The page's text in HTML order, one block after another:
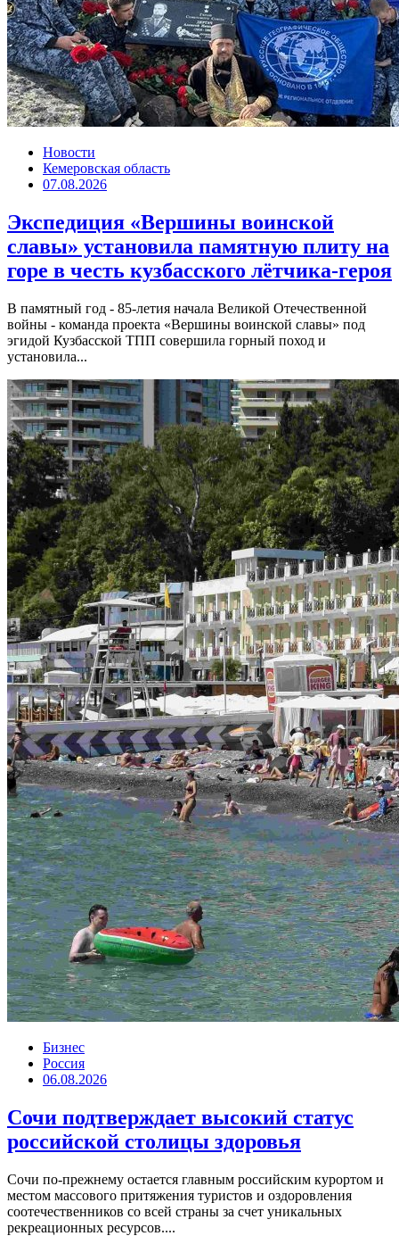
Новости
Кемеровская область
07.08.2026
Экспедиция «Вершины воинской
славы» установила памятную плиту на
горе в честь кузбасского лётчика-героя
В памятный год - 85-летия начала Великой Отечественной
войны - команда проекта «Вершины воинской славы» под
эгидой Кузбасской ТПП совершила горный поход и
установила...
Бизнес
Россия
06.08.2026
Сочи подтверждает высокий статус
российской столицы здоровья
Сочи по-прежнему остается главным российским курортом и
местом массового притяжения туристов и оздоровления
соотечественников со всей страны за счет уникальных
рекреационных ресурсов....